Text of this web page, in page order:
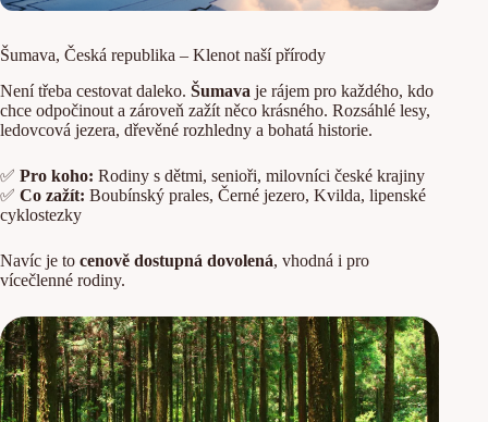
Šumava, Česká republika – Klenot naší přírody
Není třeba cestovat daleko. Šumava je rájem pro každého, kdo
chce odpočinout a zároveň zažít něco krásného. Rozsáhlé lesy,
ledovcová jezera, dřevěné rozhledny a bohatá historie.
✅ Pro koho: Rodiny s dětmi, senioři, milovníci české krajiny
✅ Co zažít: Boubínský prales, Černé jezero, Kvilda, lipenské
cyklostezky
Navíc je to cenově dostupná dovolená, vhodná i pro
vícečlenné rodiny.